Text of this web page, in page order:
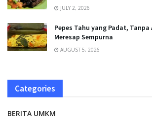
JULY 2, 2026
Pepes Tahu yang Padat, Tanpa
Meresap Sempurna
AUGUST 5, 2026
Categories
BERITA UMKM